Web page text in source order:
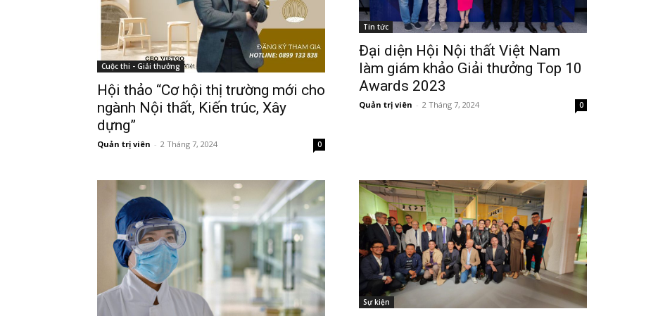
Cuộc thi - Giải thưởng
Hội thảo “Cơ hội thị trường mới cho
ngành Nội thất, Kiến trúc, Xây
dựng”
Quản trị viên - 2 Tháng 7, 2024 0
Tin tức
Đại diện Hội Nội thất Việt Nam
làm giám khảo Giải thưởng Top 10
Awards 2023
Quản trị viên - 2 Tháng 7, 2024 0
Sự kiện